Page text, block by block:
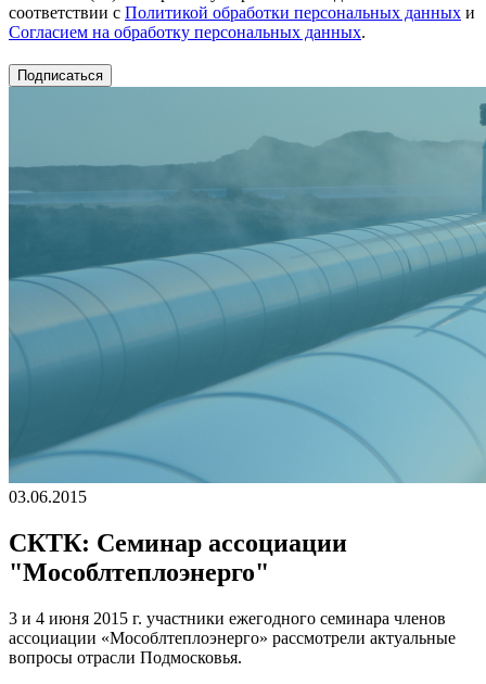
соответствии с Политикой обработки персональных данных и
Согласием на обработку персональных данных.
Подписаться
03.06.2015
СКТК: Семинар ассоциации
"Мособлтеплоэнерго"
3 и 4 июня 2015 г. участники ежегодного семинара членов
ассоциации «Мособлтеплоэнерго» рассмотрели актуальные
вопросы отрасли Подмосковья.